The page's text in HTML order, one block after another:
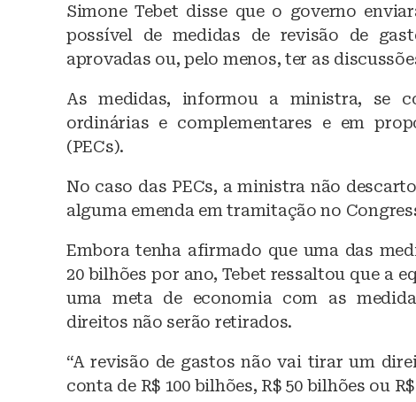
Simone Tebet disse que o governo
possível de medidas de revisão de
aprovadas ou, pelo menos, ter as
As medidas, informou a ministra, se
ordinárias e complementares e em
(PECs).
No caso das PECs, a ministra não
alguma emenda em tramitação no
Embora tenha afirmado que uma das
20 bilhões por ano, Tebet ressaltou que a
uma meta de economia com as
direitos não serão retirados.
“A revisão de gastos não vai tirar um
conta de R$ 100 bilhões, R$ 50 bilhões ou